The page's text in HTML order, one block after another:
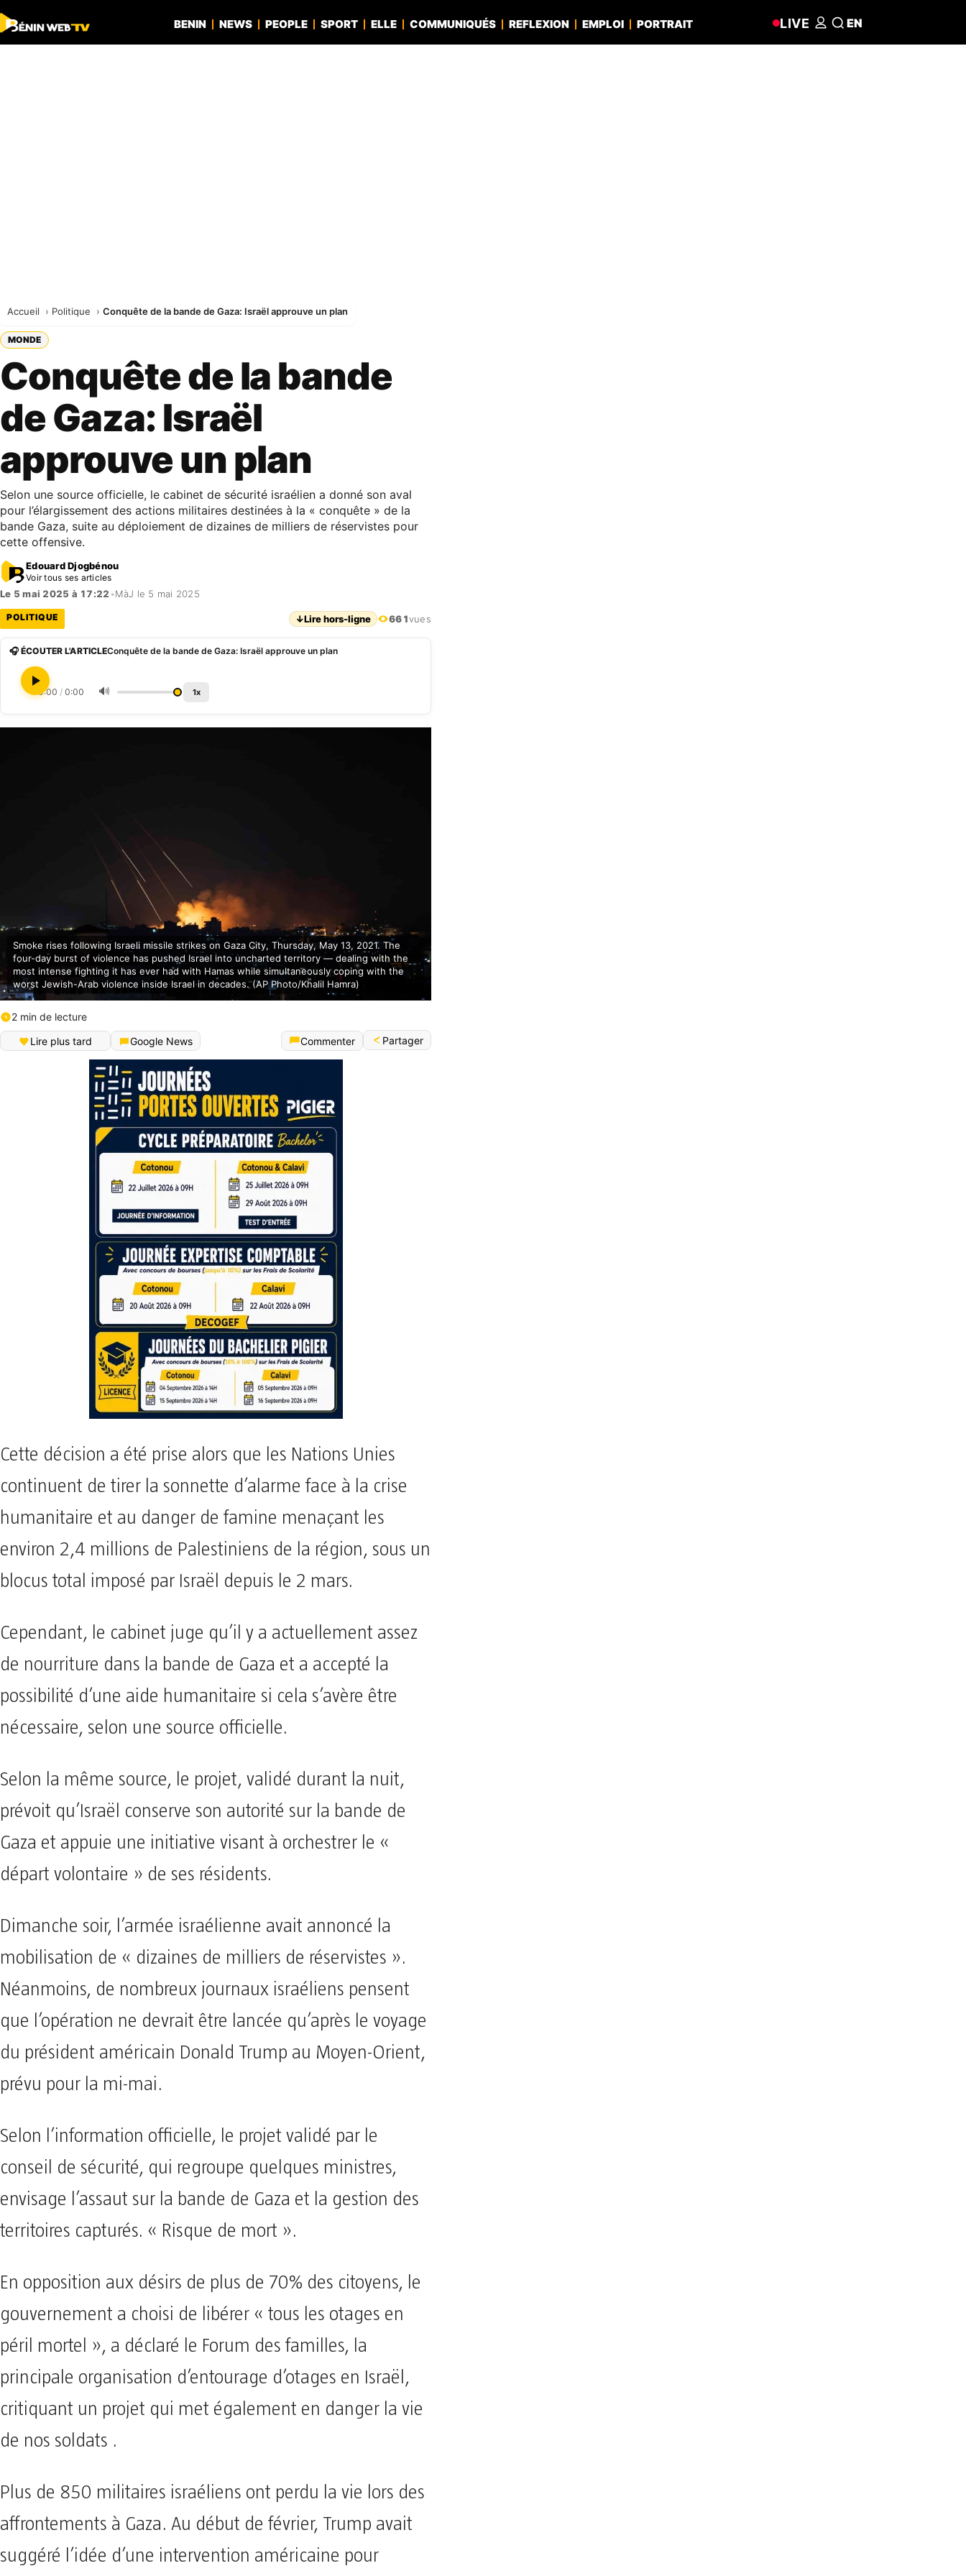
BENIN NEWS PEOPLE SPORT ELLE COMMUNIQUÉS REFLEXION EMPLOI PORTRAIT LIVE EN
Accueil Politique Conquête de la bande de Gaza: Israël approuve un plan
MONDE
Conquête de la bande
de Gaza: Israël
approuve un plan
Selon une source officielle, le cabinet de sécurité israélien a donné son aval
pour l’élargissement des actions militaires destinées à la « conquête » de la
bande Gaza, suite au déploiement de dizaines de milliers de réservistes pour
cette offensive.
Edouard Djogbénou
Voir tous ses articles
Le 5 mai 2025 à 17:22 •MàJ le 5 mai 2025
POLITIQUE ↓Lire hors-ligne 661vues
🎧 ÉCOUTER L'ARTICLEConquête de la bande de Gaza: Israël approuve un plan
0:00 / 0:00 🔊 1x
Smoke rises following Israeli missile strikes on Gaza City, Thursday, May 13, 2021. The
four-day burst of violence has pushed Israel into uncharted territory — dealing with the
most intense fighting it has ever had with Hamas while simultaneously coping with the
worst Jewish-Arab violence inside Israel in decades. (AP Photo/Khalil Hamra)
2 min de lecture
Lire plus tard
Google News Commenter Partager
Cette décision a été prise alors que les Nations Unies
continuent de tirer la sonnette d’alarme face à la crise
humanitaire et au danger de famine menaçant les
environ 2,4 millions de Palestiniens de la région, sous un
blocus total imposé par Israël depuis le 2 mars.
Cependant, le cabinet juge qu’il y a actuellement assez
de nourriture dans la bande de Gaza et a accepté la
possibilité d’une aide humanitaire si cela s’avère être
nécessaire, selon une source officielle.
Selon la même source, le projet, validé durant la nuit,
prévoit qu’Israël conserve son autorité sur la bande de
Gaza et appuie une initiative visant à orchestrer le «
départ volontaire » de ses résidents.
Dimanche soir, l’armée israélienne avait annoncé la
mobilisation de « dizaines de milliers de réservistes ».
Néanmoins, de nombreux journaux israéliens pensent
que l’opération ne devrait être lancée qu’après le voyage
du président américain Donald Trump au Moyen-Orient,
prévu pour la mi-mai.
Selon l’information officielle, le projet validé par le
conseil de sécurité, qui regroupe quelques ministres,
envisage l’assaut sur la bande de Gaza et la gestion des
territoires capturés. « Risque de mort ».
En opposition aux désirs de plus de 70% des citoyens, le
gouvernement a choisi de libérer « tous les otages en
péril mortel », a déclaré le Forum des familles, la
principale organisation d’entourage d’otages en Israël,
critiquant un projet qui met également en danger la vie
de nos soldats .
Plus de 850 militaires israéliens ont perdu la vie lors des
affrontements à Gaza. Au début de février, Trump avait
suggéré l’idée d’une intervention américaine pour